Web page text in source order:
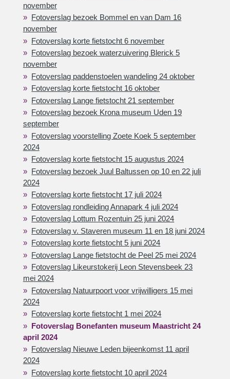
november
Fotoverslag bezoek Bommel en van Dam 16
november
Fotoverslag korte fietstocht 6 november
Fotoverslag bezoek waterzuivering Blerick 5
november
Fotoverslag paddenstoelen wandeling 24 oktober
Fotoverslag korte fietstocht 16 oktober
Fotoverslag Lange fietstocht 21 september
Fotoverslag bezoek Krona museum Uden 19
september
Fotoverslag voorstelling Zoete Koek 5 september
2024
Fotoverslag korte fietstocht 15 augustus 2024
Fotoverslag bezoek Juul Baltussen op 10 en 22 juli
2024
Fotoverslag korte fietstocht 17 juli 2024
Fotoverslag rondleiding Annapark 4 juli 2024
Fotoverslag Lottum Rozentuin 25 juni 2024
Fotoverslag v. Staveren museum 11 en 18 juni 2024
Fotoverslag korte fietstocht 5 juni 2024
Fotoverslag Lange fietstocht de Peel 25 mei 2024
Fotoverslag Likeurstokerij Leon Stevensbeek 23
mei 2024
Fotoverslag Natuurpoort voor vrijwilligers 15 mei
2024
Fotoverslag korte fietstocht 1 mei 2024
Fotoverslag Bonefanten museum Maastricht 24
april 2024
Fotoverslag Nieuwe Leden bijeenkomst 11 april
2024
Fotoverslag korte fietstocht 10 april 2024